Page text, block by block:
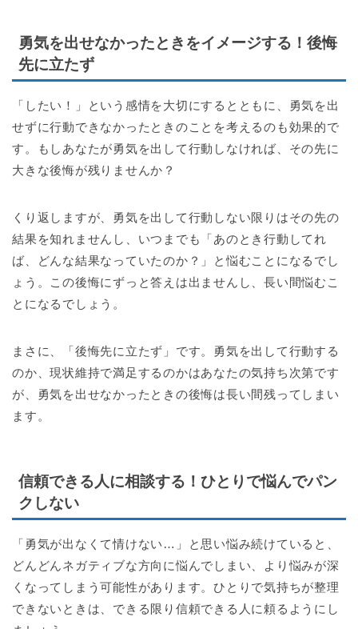
勇気を出せなかったときをイメージする！後悔
先に立たず
「したい！」という感情を大切にするとともに、勇気を出
せずに行動できなかったときのことを考えるのも効果的で
す。もしあなたが勇気を出して行動しなければ、その先に
大きな後悔が残りませんか？
くり返しますが、勇気を出して行動しない限りはその先の
結果を知れませんし、いつまでも「あのとき行動してれ
ば、どんな結果なっていたのか？」と悩むことになるでし
ょう。この後悔にずっと答えは出ませんし、長い間悩むこ
とになるでしょう。
まさに、「後悔先に立たず」です。勇気を出して行動する
のか、現状維持で満足するのかはあなたの気持ち次第です
が、勇気を出せなかったときの後悔は長い間残ってしまい
ます。
信頼できる人に相談する！ひとりで悩んでパン
クしない
「勇気が出なくて情けない…」と思い悩み続けていると、
どんどんネガティブな方向に悩んでしまい、より悩みが深
くなってしまう可能性があります。ひとりで気持ちが整理
できないときは、できる限り信頼できる人に頼るようにし